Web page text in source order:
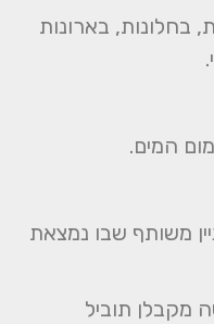
בחלונות, בארונות
המים.
משותף שבו נמצאת
מקבלן תוביל